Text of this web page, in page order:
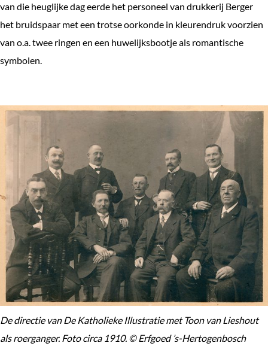
van die heuglijke dag eerde het personeel van drukkerij Berger
het bruidspaar met een trotse oorkonde in kleurendruk voorzien
van o.a. twee ringen en een huwelijksbootje als romantische
symbolen.
De directie van De Katholieke Illustratie met Toon van Lieshout
als roerganger. Foto circa 1910. © Erfgoed ’s-Hertogenbosch